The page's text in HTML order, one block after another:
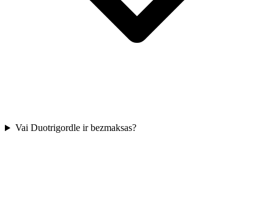
Vai Duotrigordle ir bezmaksas?